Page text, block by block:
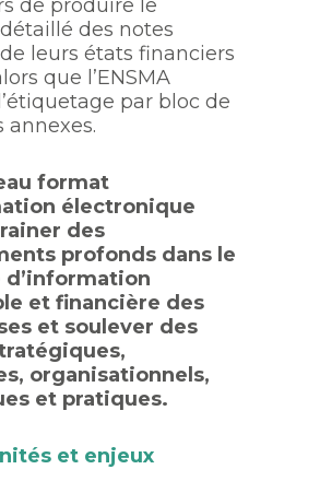
de produire le
des notes
leurs états financiers
que l’ENSMA
par bloc de
annexes.
format
électronique
des
profonds dans le
d’information
et financière des
et soulever des
organisationnels,
et pratiques.
et enjeux